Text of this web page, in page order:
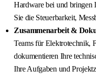
Hardware bei und bringen
Sie die Steuerbarkeit,
Zusammenarbeit &
Teams für Elektrotechnik,
dokumentieren Ihre
Ihre Aufgaben und